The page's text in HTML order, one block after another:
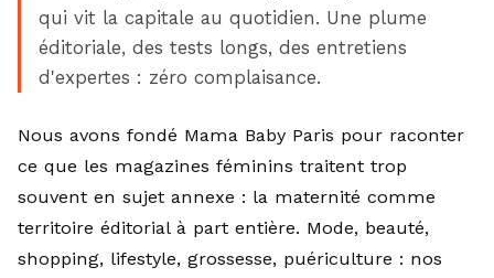
qui vit la capitale au quotidien. Une plume
éditoriale, des tests longs, des entretiens
d'expertes : zéro complaisance.
Nous avons fondé Mama Baby Paris pour raconter
ce que les magazines féminins traitent trop
souvent en sujet annexe : la maternité comme
territoire éditorial à part entière. Mode, beauté,
shopping, lifestyle, grossesse, puériculture : nos